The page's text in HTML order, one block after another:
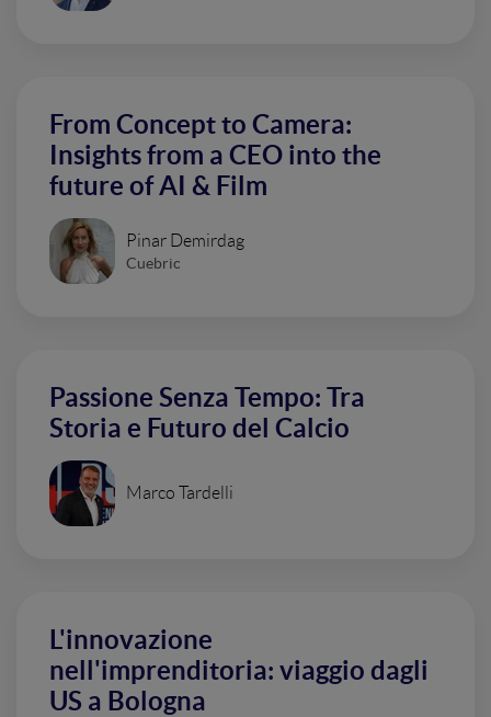
From Concept to Camera:
Insights from a CEO into the
future of AI & Film
Pinar Demirdag
Cuebric
Passione Senza Tempo: Tra
Storia e Futuro del Calcio
Marco Tardelli
L'innovazione
nell'imprenditoria: viaggio dagli
US a Bologna